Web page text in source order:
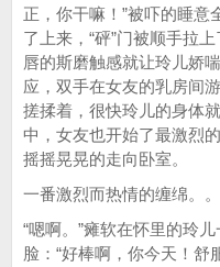
正，你干嘛！”被吓的睡
了上来，“砰”门被顺手拉
唇的斯磨触感就让玲儿娇
应，双手在女友的乳房间
搓揉着，很快玲儿的身体
中，女友也开始了最激烈
摇摇晃晃的走向卧室。
一番激烈而热情的缠绵。。
“嗯啊。”瘫软在怀里的玲
脸：“好棒啊，你今天！舒